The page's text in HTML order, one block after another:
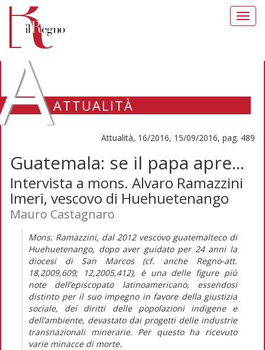
ATTUALITÀ
Attualità, 16/2016, 15/09/2016, pag. 489
Guatemala: se il papa apre...
Intervista a mons. Alvaro Ramazzini
Imeri, vescovo di Huehuetenango
Mauro Castagnaro
Mons. Ramazzini, dal 2012 vescovo guatemalteco di
Huehuetenango, dopo aver guidato per 24 anni la
diocesi di San Marcos (cf. anche Regno-att.
18,2009,609; 12,2005,412), è una delle figure più
note dell’episcopato latinoamericano, essendosi
distinto per il suo impegno in favore della giustizia
sociale, dei diritti delle popolazioni indigene e
dell’ambiente, devastato dai progetti delle industrie
transnazionali minerarie. Per questo ha ricevuto
varie minacce di morte.